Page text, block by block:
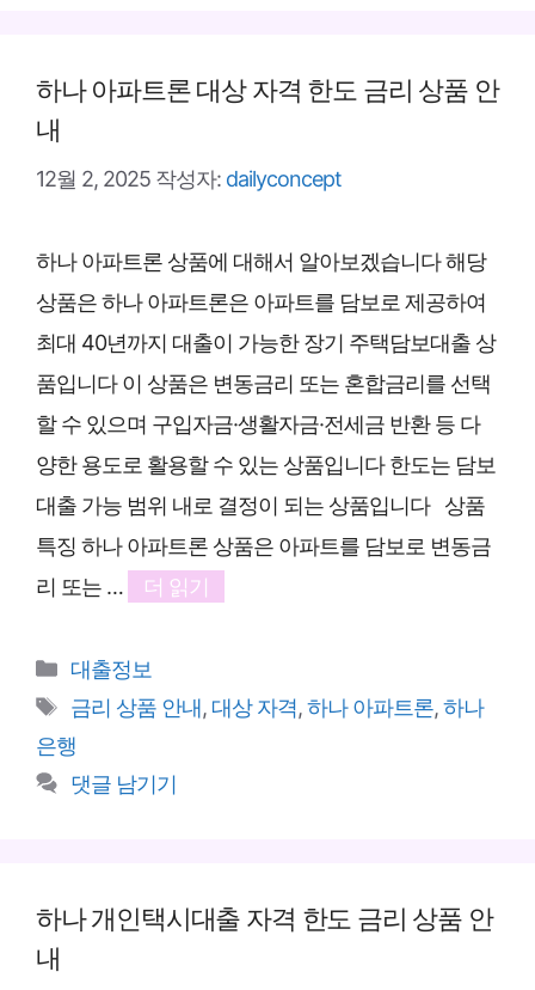
하나 아파트론 대상 자격 한도 금리 상품 안
내
12월 2, 2025 작성자: dailyconcept
하나 아파트론 상품에 대해서 알아보겠습니다 해당
상품은 하나 아파트론은 아파트를 담보로 제공하여
최대 40년까지 대출이 가능한 장기 주택담보대출 상
품입니다 이 상품은 변동금리 또는 혼합금리를 선택
할 수 있으며 구입자금·생활자금·전세금 반환 등 다
양한 용도로 활용할 수 있는 상품입니다 한도는 담보
대출 가능 범위 내로 결정이 되는 상품입니다 상품
특징 하나 아파트론 상품은 아파트를 담보로 변동금
리 또는 …
더 읽기
카
테
리
대출정보
태
그
금리 상품 안내, 대상 자격,하나 아파트론,하나
은행
댓글 남기기
하나 개인택시대출 자격 한도 금리 상품 안
내